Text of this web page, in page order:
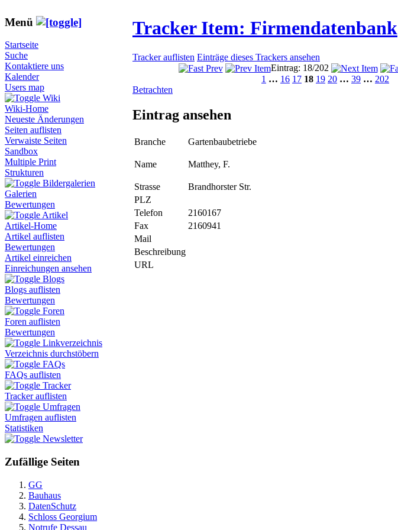
Menü
Startseite
Suche
Kontaktiere uns
Kalender
Users map
Wiki
Wiki-Home
Neueste Änderungen
Seiten auflisten
Verwaiste Seiten
Sandbox
Multiple Print
Strukturen
Bildergalerien
Galerien
Bewertungen
Artikel
Artikel-Home
Artikel auflisten
Bewertungen
Artikel einreichen
Einreichungen ansehen
Blogs
Blogs auflisten
Bewertungen
Foren
Foren auflisten
Bewertungen
Linkverzeichnis
Verzeichnis durchstöbern
FAQs
FAQs auflisten
Tracker
Tracker auflisten
Umfragen
Umfragen auflisten
Statistiken
Newsletter
Zufällige Seiten
GG
Bauhaus
DatenSchutz
Schloss Georgium
Notrufe Dessau
Tracker Item: Firmendatenbank
Tracker auflisten Einträge dieses Trackers ansehen
Eintrag: 18/202
1 … 16 17 18 19 20 … 39 … 202
Betrachten
Eintrag ansehen
Branche Gartenbaubetriebe
Name Matthey, F.
Strasse
Brandhorster Str.
PLZ
Telefon
2160167
Fax
2160941
Mail
Beschreibung
URL